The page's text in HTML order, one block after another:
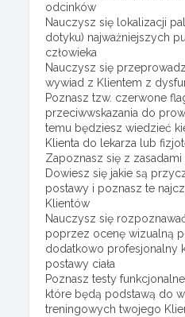
odcinków
Nauczysz się lokalizacji
dotyku) najważniejszych
człowieka
Nauczysz się
wywiad z Klientem z
Poznasz tzw. czerwone
przeciwwskazania do
temu będziesz wiedzieć
Klienta do lekarza lub
Zapoznasz się z
Dowiesz się jakie są
postawy i poznasz te
Klientów
Nauczysz się
poprzez ocenę wizualną
dodatkowo profesjonalny
postawy ciała
Poznasz testy
które będą podstawą do
treningowych twojego